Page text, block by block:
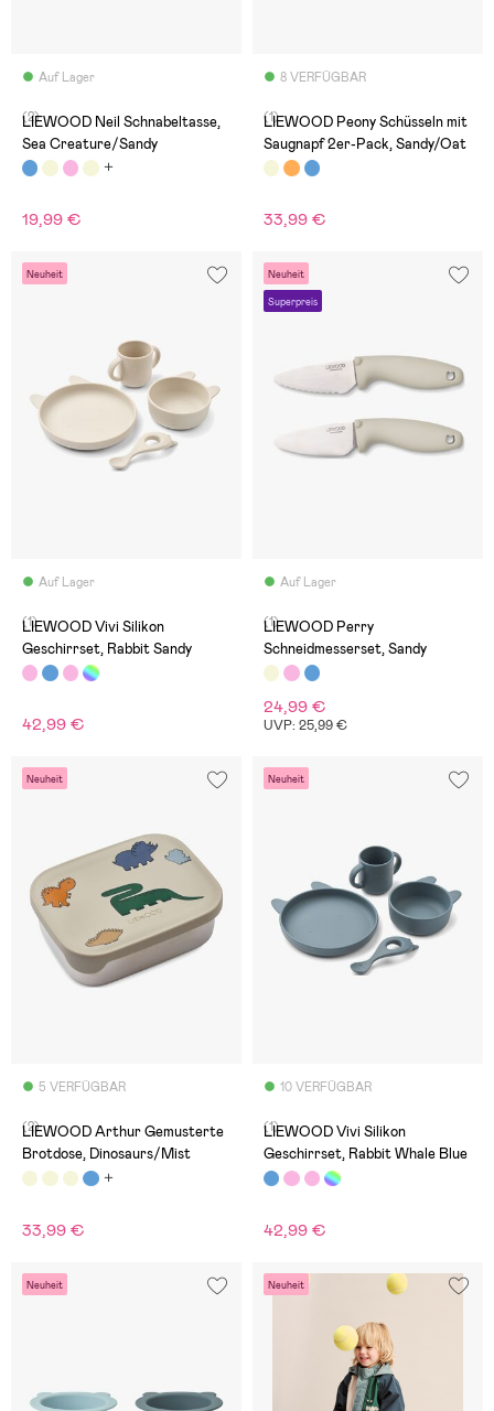
Auf Lager
(2)
LIEWOOD Neil Schnabeltasse,
Sea Creature/Sandy
19,99 €
8 VERFÜGBAR
(1)
LIEWOOD Peony Schüsseln mit
Saugnapf 2er-Pack, Sandy/Oat
33,99 €
Neuheit
Auf Lager
(1)
LIEWOOD Vivi Silikon
Geschirrset, Rabbit Sandy
42,99 €
Neuheit
Superpreis
Auf Lager
(1)
LIEWOOD Perry
Schneidmesserset, Sandy
24,99 €
UVP: 25,99 €
Neuheit
5 VERFÜGBAR
(2)
LIEWOOD Arthur Gemusterte
Brotdose, Dinosaurs/Mist
33,99 €
Neuheit
10 VERFÜGBAR
(1)
LIEWOOD Vivi Silikon
Geschirrset, Rabbit Whale Blue
42,99 €
Neuheit Neuheit